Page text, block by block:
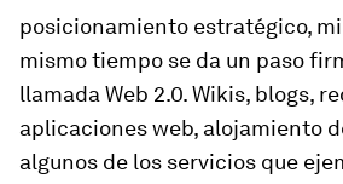
posicionamiento estratégico,
mismo tiempo se da un paso
llamada Web 2.0. Wikis, blogs,
aplicaciones web, alojamiento
algunos de los servicios que